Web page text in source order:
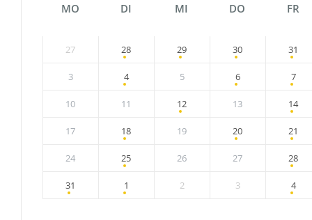
MO DI MI DO FR
27 28 29 30 31
3 4 5 6 7
10 11 12 13 14
17 18 19 20 21
24 25 26 27 28
31 1 2 3 4